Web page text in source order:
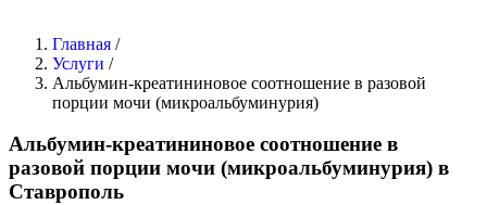
Главная /
Услуги /
Альбумин-креатининовое соотношение в разовой
порции мочи (микроальбуминурия)
Альбумин-креатининовое соотношение в
разовой порции мочи (микроальбуминурия) в
Ставрополь